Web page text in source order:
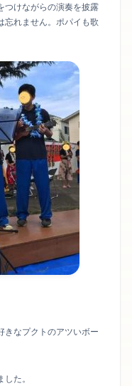
つけながらの演奏を披露
忘れません。ポパイも歌
きなプクトのアツいボー
た。